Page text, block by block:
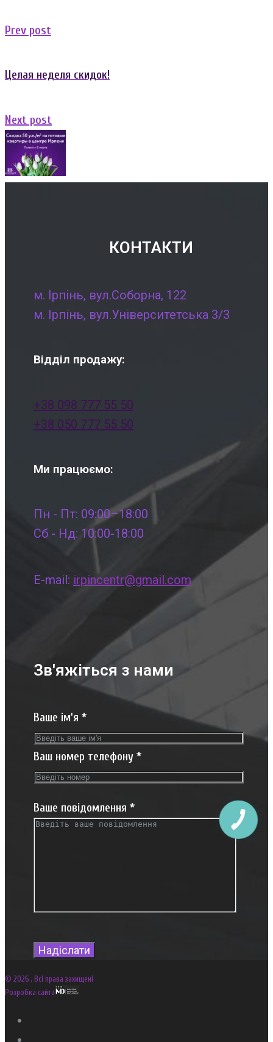
Prev post
Целая неделя скидок!
Next post
post:
КОНТАКТИ
м. Ірпінь, вул.Соборна, 122
м. Ірпінь, вул.Університетська 3/3
Відділ продажу:
+38 098 777 55 50
+38 050 777 55 50
Ми працюємо:
Пн - Пт: 09:00–18:00
Сб - Нд: 10:00-18:00
E-mail: irpincentr@gmail.com
Зв'яжіться з нами
Ваше ім'я *
Ваш номер телефону *
Ваше повідомлення *
© 2026 . Всі права захищені
Розробка сайта